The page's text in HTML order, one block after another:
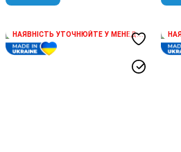
НАЯВНІСТЬ УТОЧНЮЙТЕ У МЕНЕДЖЕРА